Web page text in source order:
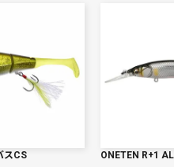
スCS ONETEN R+1